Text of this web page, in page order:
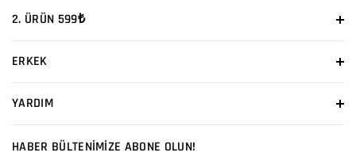
2. ÜRÜN 599₺
ERKEK
YARDIM
HABER BÜLTENİMİZE ABONE OLUN!